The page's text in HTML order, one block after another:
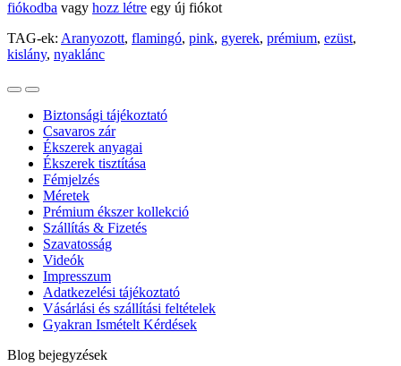
fiókodba vagy hozz létre egy új fiókot
TAG-ek: Aranyozott, flamingó, pink, gyerek, prémium, ezüst,
kislány, nyaklánc
Biztonsági tájékoztató
Csavaros zár
Ékszerek anyagai
Ékszerek tisztítása
Fémjelzés
Méretek
Prémium ékszer kollekció
Szállítás & Fizetés
Szavatosság
Videók
Impresszum
Adatkezelési tájékoztató
Vásárlási és szállítási feltételek
Gyakran Ismételt Kérdések
Blog bejegyzések